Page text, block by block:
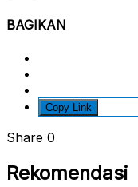
BAGIKAN
Copy Link
Share 0
Rekomendasi